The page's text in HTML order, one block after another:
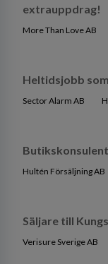
extrauppdrag!
More Than Love AB
Heltidsjobb
Sector Alarm AB
Butikskonsulent
Hultén Försäljning AB
Säljare till
Verisure Sverige AB